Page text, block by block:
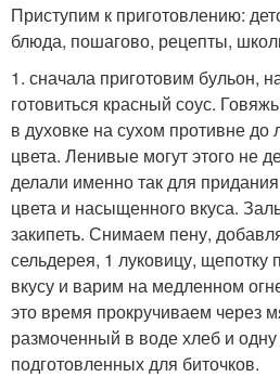
Приступим к приготовлению:
блюда, пошагово, рецепты,
1. сначала приготовим бульон,
готовиться красный соус.
в духовке на сухом противне до
цвета. Ленивые могут этого не
делали именно так для
цвета и насыщенного вкуса.
закипеть. Снимаем пену,
сельдерея, 1 луковицу,
вкусу и варим на медленном
это время прокручиваем через
размоченный в воде хлеб и одну
подготовленных для биточков.